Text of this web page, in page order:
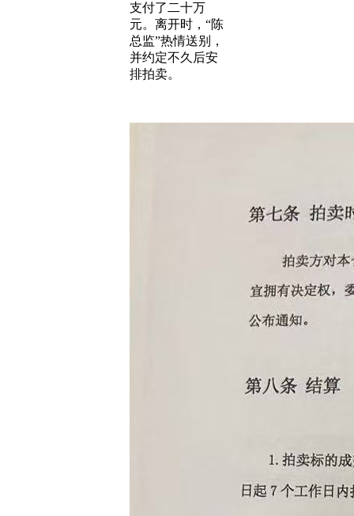
支付了二十万
元。离开时，“陈
总监”热情送别，
并约定不久后安
排拍卖。